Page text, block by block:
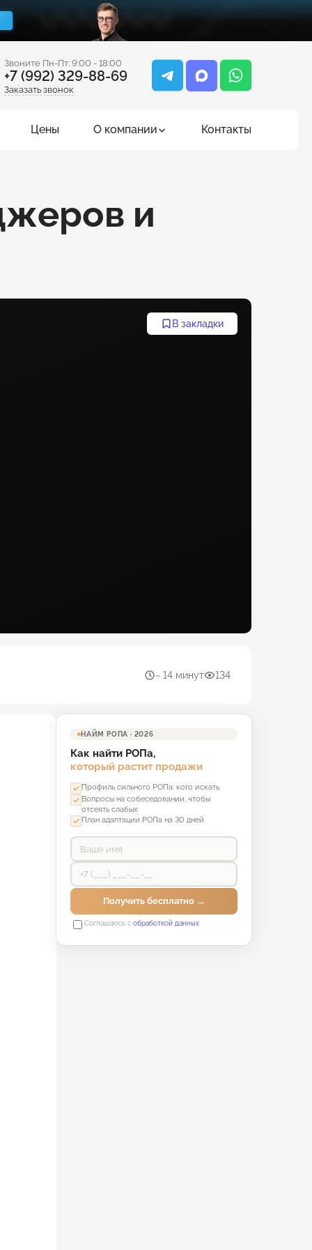
Звоните Пн-Пт: 9:00 - 18:00
+7 (992) 329-88-69
Заказать звонок
Цены О компании Контакты
и
В закладки
~ 14 минут 134
НАЙМ РОПА · 2026
Как найти РОПа,
который растит продажи
Профиль сильного РОПа: кого искать
Вопросы на собеседовании, чтобы
отсеять слабых
План адаптации РОПа на 30 дней
Получить бесплатно →
Соглашаюсь с обработкой данных